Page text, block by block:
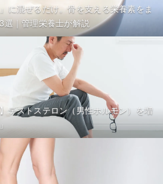
に混ぜるだけ。骨を支える栄養素をま
選｜管理栄養士が解説
テストステロン（男性ホルモン）を増